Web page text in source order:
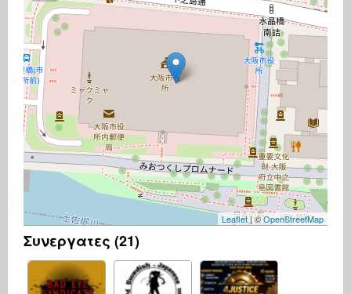
Leaflet| ©OpenStreetMap
Συνεργατες (21)